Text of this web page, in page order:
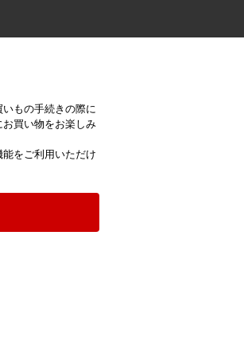
もの手続きの際に
買い物をお楽しみ
をご利用いただけ